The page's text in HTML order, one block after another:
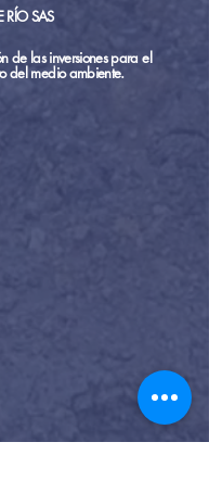
RÍO SAS
de las inversiones para el
del medio ambiente.